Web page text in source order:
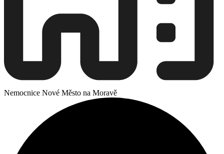
Nemocnice Nové Město na Moravě